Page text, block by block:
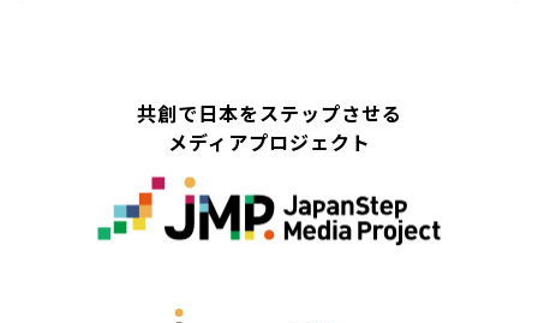
共創で日本をステップさせる
メディアプロジェクト